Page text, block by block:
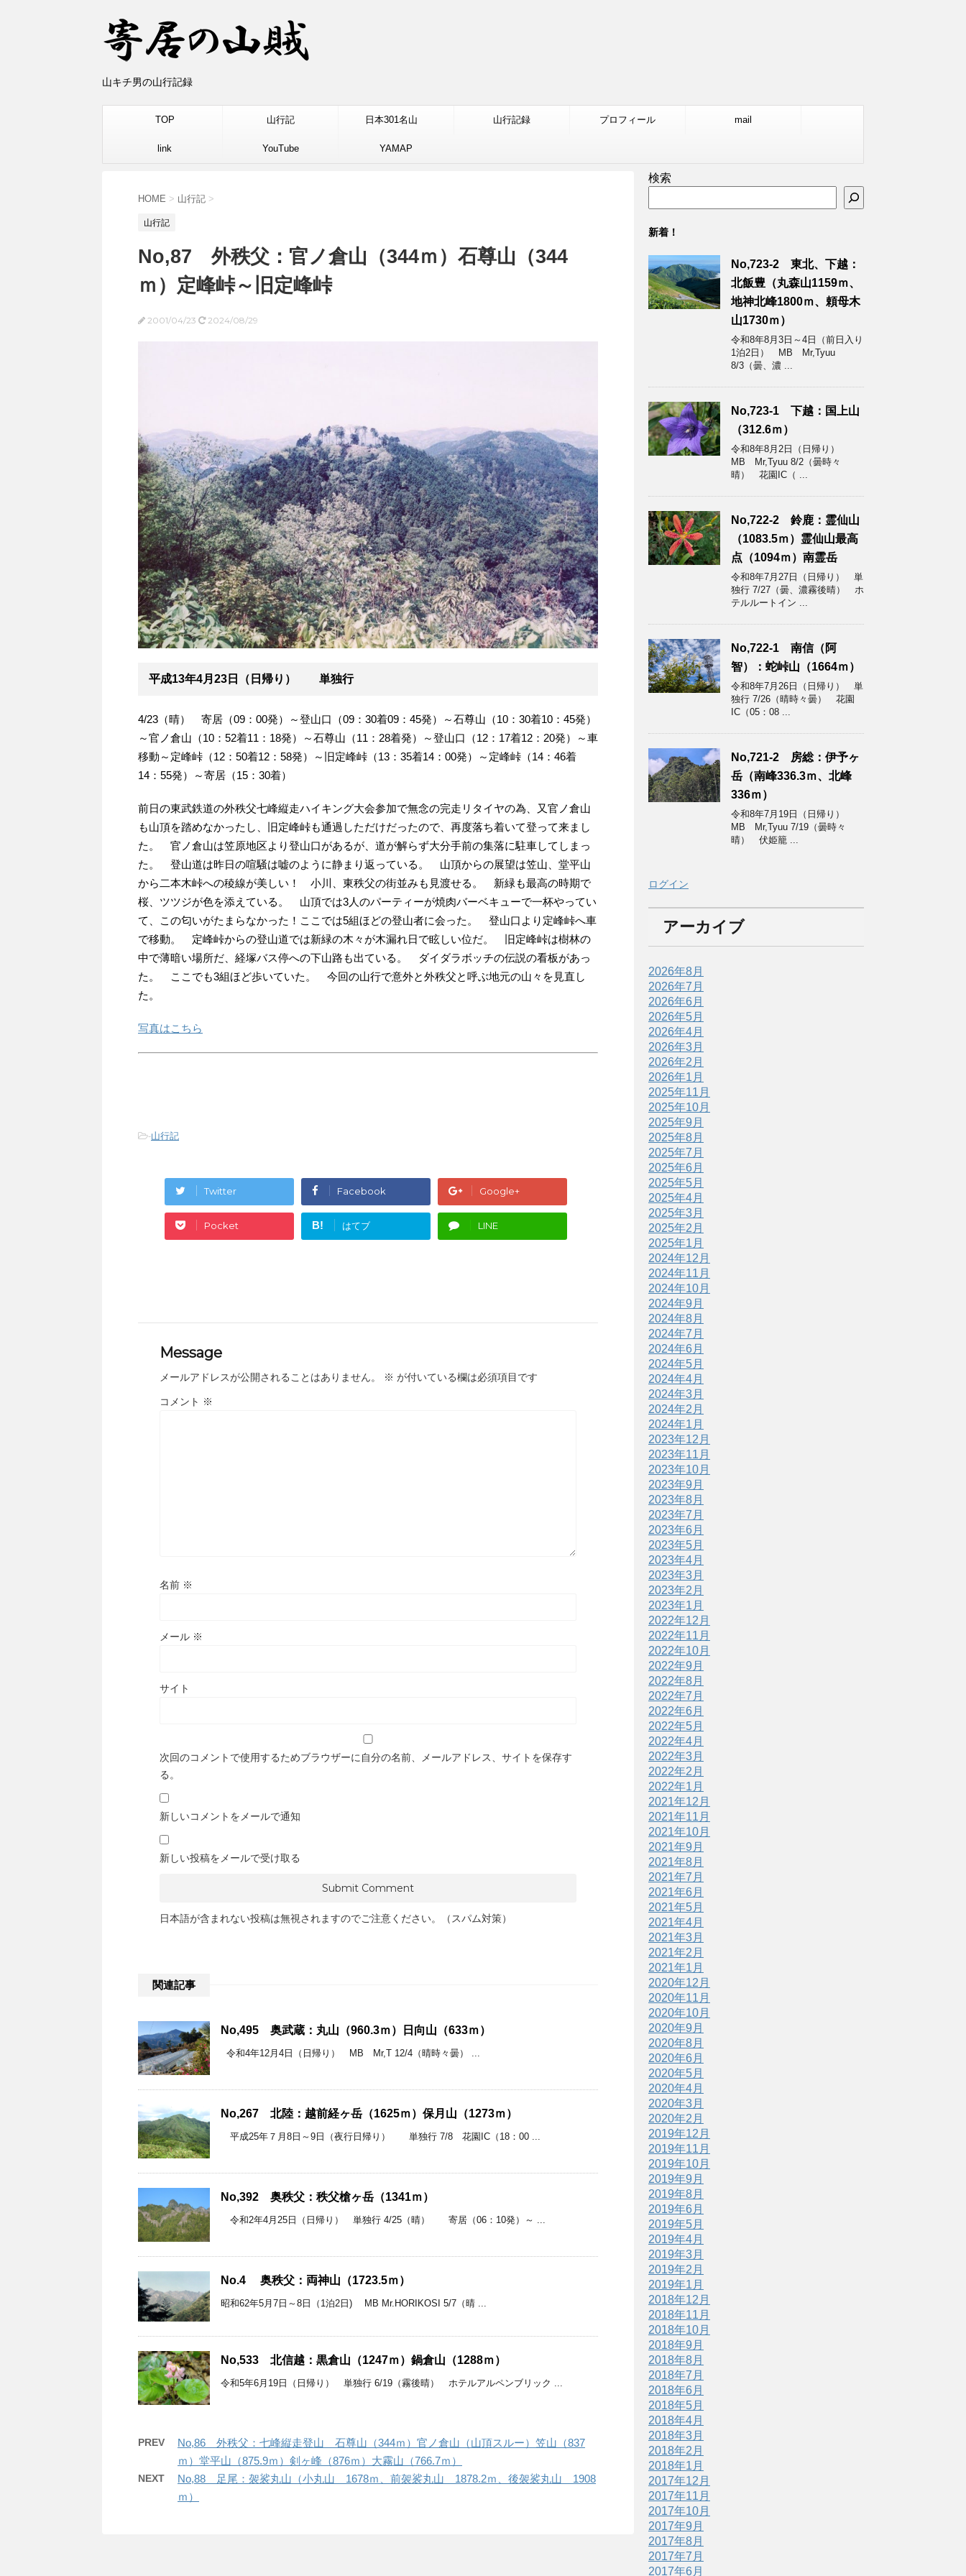
山キチ男の山行記録
TOP 山行記 日本301名山 山行記録 プロフィール mail
link YouTube YAMAP
HOME > 山行記 >
山行記
No,87 外秩父：官ノ倉山（344ｍ）石尊山（344
ｍ）定峰峠～旧定峰峠
2001/04/23 2024/08/29
平成13年4月23日（日帰り） 単独行
4/23（晴） 寄居（09：00発）～登山口（09：30着09：45発）～石尊山（10：30着10：45発）
～官ノ倉山（10：52着11：18発）～石尊山（11：28着発）～登山口（12：17着12：20発）～車
移動～定峰峠（12：50着12：58発）～旧定峰峠（13：35着14：00発）～定峰峠（14：46着
14：55発）～寄居（15：30着）
前日の東武鉄道の外秩父七峰縦走ハイキング大会参加で無念の完走リタイヤの為、又官ノ倉山
も山頂を踏めなかったし、旧定峰峠も通過しただけだったので、再度落ち着いて登って来まし
た。 官ノ倉山は笠原地区より登山口があるが、道が解らず大分手前の集落に駐車してしまっ
た。 登山道は昨日の喧騒は嘘のように静まり返っている。 山頂からの展望は笠山、堂平山
から二本木峠への稜線が美しい！ 小川、東秩父の街並みも見渡せる。 新緑も最高の時期で
桜、ツツジが色を添えている。 山頂では3人のパーティーが焼肉バーベキューで一杯やってい
て、この匂いがたまらなかった！ここでは5組ほどの登山者に会った。 登山口より定峰峠へ車
で移動。 定峰峠からの登山道では新緑の木々が木漏れ日で眩しい位だ。 旧定峰峠は樹林の
中で薄暗い場所だ、経塚バス停への下山路も出ている。 ダイダラボッチの伝説の看板があっ
た。 ここでも3組ほど歩いていた。 今回の山行で意外と外秩父と呼ぶ地元の山々を見直し
た。
写真はこちら
-山行記
Twitter Facebook Google+
Pocket B! はてブ LINE
Message
メールアドレスが公開されることはありません。 ※ が付いている欄は必須項目です
コメント ※
名前 ※
メール ※
サイト
次回のコメントで使用するためブラウザーに自分の名前、メールアドレス、サイトを保存す
る。
新しいコメントをメールで通知
新しい投稿をメールで受け取る
日本語が含まれない投稿は無視されますのでご注意ください。（スパム対策）
関連記事
No,495 奥武蔵：丸山（960.3ｍ）日向山（633ｍ）
令和4年12月4日（日帰り） MB Mr,T 12/4（晴時々曇） ...
No,267 北陸：越前経ヶ岳（1625ｍ）保月山（1273ｍ）
平成25年７月8日～9日（夜行日帰り） 単独行 7/8 花園IC（18：00 ...
No,392 奥秩父：秩父槍ヶ岳（1341ｍ）
令和2年4月25日（日帰り） 単独行 4/25（晴） 寄居（06：10発）～ ...
No.4 奥秩父：両神山（1723.5ｍ）
昭和62年5月7日～8日（1泊2日) MB Mr.HORIKOSI 5/7（晴 ...
No,533 北信越：黒倉山（1247ｍ）鍋倉山（1288ｍ）
令和5年6月19日（日帰り） 単独行 6/19（霧後晴） ホテルアルペンブリック ...
PREV
No,86 外秩父：七峰縦走登山 石尊山（344ｍ）官ノ倉山（山頂スルー）笠山（837
ｍ）堂平山（875.9ｍ）剣ヶ峰（876ｍ）大霧山（766.7ｍ）
NEXT
No,88 足尾：袈裟丸山（小丸山 1678ｍ、前袈裟丸山 1878.2ｍ、後袈裟丸山 1908
ｍ）
検索
新着！
No,723-2 東北、下越：
北飯豊（丸森山1159ｍ、
地神北峰1800ｍ、頼母木
山1730ｍ）
令和8年8月3日～4日（前日入り
1泊2日） MB Mr,Tyuu
8/3（曇、濃 ...
No,723-1 下越：国上山
（312.6ｍ）
令和8年8月2日（日帰り）
MB Mr,Tyuu 8/2（曇時々
晴） 花園IC（ ...
No,722-2 鈴鹿：霊仙山
（1083.5ｍ）霊仙山最高
点（1094ｍ）南霊岳
令和8年7月27日（日帰り） 単
独行 7/27（曇、濃霧後晴） ホ
テルルートイン ...
No,722-1 南信（阿
智）：蛇峠山（1664ｍ）
令和8年7月26日（日帰り） 単
独行 7/26（晴時々曇） 花園
IC（05：08 ...
No,721-2 房総：伊予ヶ
岳（南峰336.3ｍ、北峰
336ｍ）
令和8年7月19日（日帰り）
MB Mr,Tyuu 7/19（曇時々
晴） 伏姫籠 ...
ログイン
アーカイブ
2026年8月
2026年7月
2026年6月
2026年5月
2026年4月
2026年3月
2026年2月
2026年1月
2025年11月
2025年10月
2025年9月
2025年8月
2025年7月
2025年6月
2025年5月
2025年4月
2025年3月
2025年2月
2025年1月
2024年12月
2024年11月
2024年10月
2024年9月
2024年8月
2024年7月
2024年6月
2024年5月
2024年4月
2024年3月
2024年2月
2024年1月
2023年12月
2023年11月
2023年10月
2023年9月
2023年8月
2023年7月
2023年6月
2023年5月
2023年4月
2023年3月
2023年2月
2023年1月
2022年12月
2022年11月
2022年10月
2022年9月
2022年8月
2022年7月
2022年6月
2022年5月
2022年4月
2022年3月
2022年2月
2022年1月
2021年12月
2021年11月
2021年10月
2021年9月
2021年8月
2021年7月
2021年6月
2021年5月
2021年4月
2021年3月
2021年2月
2021年1月
2020年12月
2020年11月
2020年10月
2020年9月
2020年8月
2020年6月
2020年5月
2020年4月
2020年3月
2020年2月
2019年12月
2019年11月
2019年10月
2019年9月
2019年8月
2019年6月
2019年5月
2019年4月
2019年3月
2019年2月
2019年1月
2018年12月
2018年11月
2018年10月
2018年9月
2018年8月
2018年7月
2018年6月
2018年5月
2018年4月
2018年3月
2018年2月
2018年1月
2017年12月
2017年11月
2017年10月
2017年9月
2017年8月
2017年7月
2017年6月